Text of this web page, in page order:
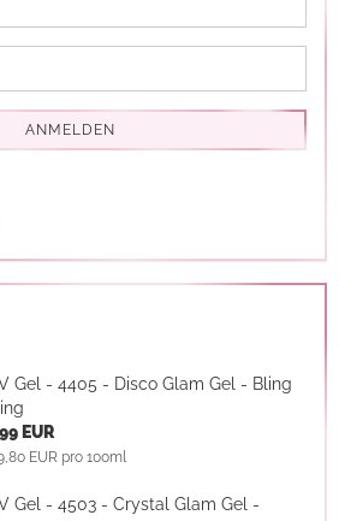
ANMELDEN
Gel - 4405 - Disco Glam Gel - Bling
EUR
EUR pro 100ml
Gel - 4503 - Crystal Glam Gel -